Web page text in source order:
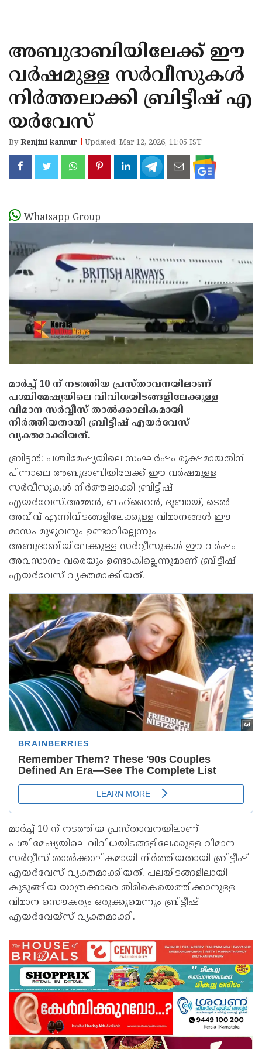
KANNUR
KASARAGOD
അബുദാബിയിലേക്ക് ഈ
വര്‍ഷമുള്ള സര്‍വീസുകള്‍
നിര്‍ത്തലാക്കി ബ്രിട്ടീഷ് എ
യര്‍വേസ്
ByRenjini kannur Updated: Mar 12, 2026, 11:05 IST
Whatsapp Group
മാർച്ച്‌ 10 ന് നടത്തിയ പ്രസ്താവനയിലാണ്
പശ്ചിമേഷ്യയിലെ വിവിധയിടങ്ങളിലേക്കുള്ള
വിമാന സർവ്വീസ് താല്‍ക്കാലികമായി
നിർത്തിയതായി ബ്രിട്ടീഷ് എയർവേസ്
വ്യക്തമാക്കിയത്.
ബ്രിട്ടൻ: പശ്ചിമേഷ്യയിലെ സംഘർഷം രൂക്ഷമായതിന്
പിന്നാലെ അബുദാബിയിലേക്ക് ഈ വർഷമുള്ള
സർവീസുകള്‍ നിർത്തലാക്കി ബ്രിട്ടീഷ്
എയർവേസ്.അമ്മൻ, ബഹ്റൈൻ, ദുബായ്, ടെല്‍
അവീവ് എന്നിവിടങ്ങളിലേക്കുള്ള വിമാനങ്ങള്‍ ഈ
മാസം മുഴുവനും ഉണ്ടാവില്ലെന്നും
അബുദാബിയിലേക്കുള്ള സർവ്വീസുകള്‍ ഈ വർഷം
അവസാനം വരെയും ഉണ്ടാകില്ലെന്നുമാണ് ബ്രിട്ടീഷ്
എയർവേസ് വ്യക്തമാക്കിയത്.
മാർച്ച്‌ 10 ന് നടത്തിയ പ്രസ്താവനയിലാണ്
പശ്ചിമേഷ്യയിലെ വിവിധയിടങ്ങളിലേക്കുള്ള വിമാന
സർവ്വീസ് താല്‍ക്കാലികമായി നിർത്തിയതായി ബ്രിട്ടീഷ്
എയർവേസ് വ്യക്തമാക്കിയത്. പലയിടങ്ങളിലായി
കുടുങ്ങിയ യാത്രക്കാരെ തിരികെയെത്തിക്കാനുള്ള
വിമാന സൌകര്യം ഒരുക്കുമെന്നും ബ്രിട്ടീഷ്
എയർവേയ്സ് വ്യക്തമാക്കി.